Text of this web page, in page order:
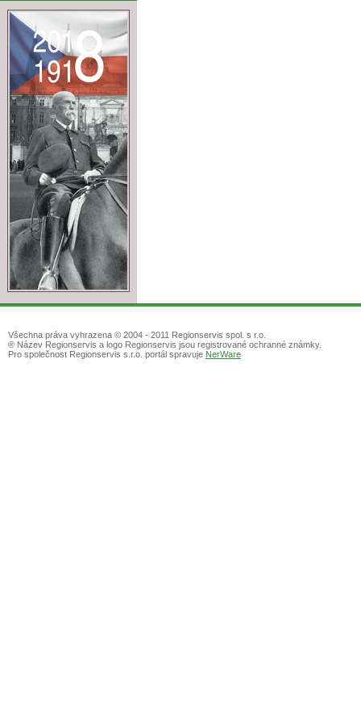
Všechna práva vyhrazena © 2004 - 2011 Regionservis spol. s r.o.
® Název Regionservis a logo Regionservis jsou registrované ochranné známky.
Pro společnost Regionservis s.r.o. portál spravuje NerWare